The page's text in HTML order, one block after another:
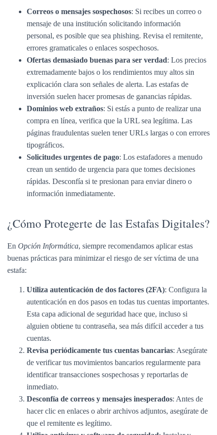
Correos o mensajes sospechosos: Si recibes un correo o
mensaje de una institución solicitando información
personal, es posible que sea phishing. Revisa el remitente,
errores gramaticales o enlaces sospechosos.
Ofertas demasiado buenas para ser verdad: Los precios
extremadamente bajos o los rendimientos muy altos sin
explicación clara son señales de alerta. Las estafas de
inversión suelen hacer promesas de ganancias rápidas.
Dominios web extraños: Si estás a punto de realizar una
compra en línea, verifica que la URL sea legítima. Las
páginas fraudulentas suelen tener URLs largas o con errores
tipográficos.
Solicitudes urgentes de pago: Los estafadores a menudo
crean un sentido de urgencia para que tomes decisiones
rápidas. Desconfía si te presionan para enviar dinero o
información inmediatamente.
¿Cómo Protegerte de las Estafas Digitales?
En Opción Informática, siempre recomendamos aplicar estas
buenas prácticas para minimizar el riesgo de ser víctima de una
estafa:
Utiliza autenticación de dos factores (2FA): Configura la
autenticación en dos pasos en todas tus cuentas importantes.
Esta capa adicional de seguridad hace que, incluso si
alguien obtiene tu contraseña, sea más difícil acceder a tus
cuentas.
Revisa periódicamente tus cuentas bancarias: Asegúrate
de verificar tus movimientos bancarios regularmente para
identificar transacciones sospechosas y reportarlas de
inmediato.
Desconfía de correos y mensajes inesperados: Antes de
hacer clic en enlaces o abrir archivos adjuntos, asegúrate de
que el remitente es legítimo.